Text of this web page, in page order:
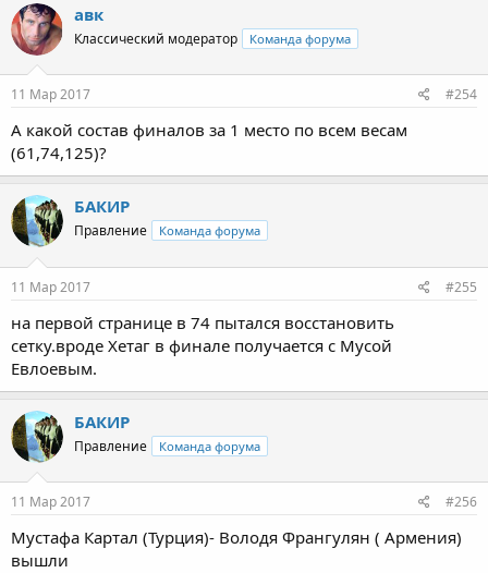
авк
Классический модератор Команда форума
11 Мар 2017 #254
А какой состав финалов за 1 место по всем весам
(61,74,125)?
БАКИР
Правление Команда форума
11 Мар 2017 #255
на первой странице в 74 пытался восстановить
сетку.вроде Хетаг в финале получается с Мусой
Евлоевым.
БАКИР
Правление Команда форума
11 Мар 2017 #256
Мустафа Картал (Турция)- Володя Франгулян ( Армения)
вышли